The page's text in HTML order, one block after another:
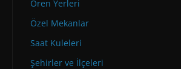
Ören Yerleri
Özel Mekanlar
Saat Kuleleri
Şehirler ve İlçeleri